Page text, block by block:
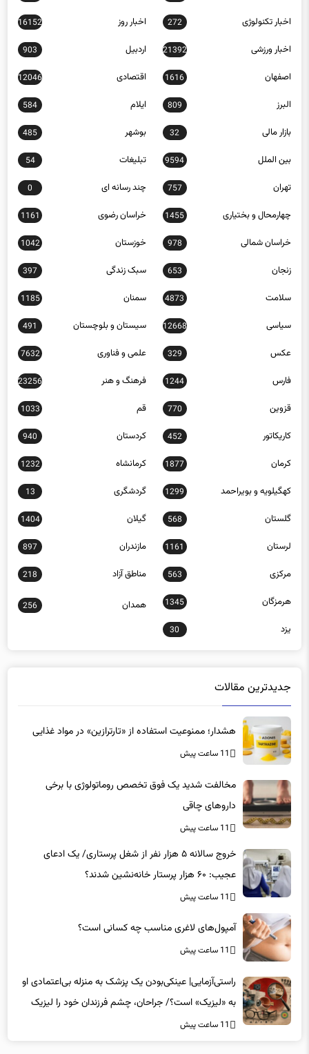
اخبار ورزشی 21392 اردبیل 903
اصفهان 1616 اقتصادی 12046
البرز 809 ایلام 584
بازار مالی 32 بوشهر 485
بین الملل 9594 تبلیغات 54
تهران 757 چند رسانه ای 0
چهارمحال و بختیاری 1455 خراسان رضوی 1161
خراسان شمالی 978 خوزستان 1042
زنجان 653 سبک زندگی 397
سلامت 4873 سمنان 1185
سیاسی 12668 سیستان و بلوچستان 491
عکس 329 علمی و فناوری 7632
فارس 1244 فرهنگ و هنر 23256
قزوین 770 قم 1033
کاریکاتور 452 کردستان 940
کرمان 1877 کرمانشاه 1232
کهگیلویه و بویراحمد 1299 گردشگری 13
گلستان 568 گیلان 1404
لرستان 1161 مازندران 897
مرکزی 563 مناطق آزاد 218
هرمزگان 1345
256
یزد 30
هشدار؛ ممنوعیت استفاده از «تارترازین» در مواد غذایی
11 ساعت پیش
داروهای چاقی
11 ساعت پیش
خروج سالانه ۵ هزار نفر از شغل پرستاری/ یک ادعای
عجیب: ۶۰ هزار پرستار خانه‌نشین شدند؟
11 ساعت پیش
11 ساعت پیش
به «لیزیک» است؟/ جراحان، چشم فرزندان خود را لیزیک
می‌کنند؟
11 ساعت پیش